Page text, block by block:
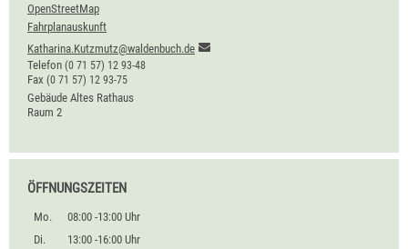
OpenStreetMap
Fahrplanauskunft
Katharina.Kutzmutz@waldenbuch.de
Telefon (0 71 57) 12 93-48
Fax (0 71 57) 12 93-75
Gebäude Altes Rathaus
Raum 2
ÖFFNUNGSZEITEN
Mo.
08:00 -13:00 Uhr
Di.
13:00 -16:00 Uhr